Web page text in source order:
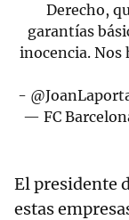
Derecho,
garantías
inocencia. Nos
-
— FC
El presidente
estas